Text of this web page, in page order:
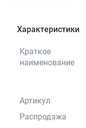
Характеристики
Краткое
наименование
Артикул
Распродажа